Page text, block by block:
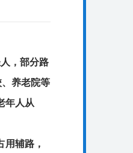
，部分路
养老院等
年人从
辅路，